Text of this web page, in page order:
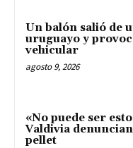
Un balón salió de
uruguayo y
vehicular
agosto 9, 2026
«No puede ser
Valdivia denuncian
pellet